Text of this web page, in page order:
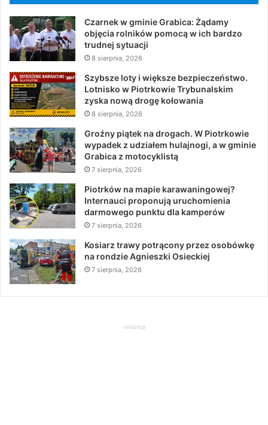
Czarnek w gminie Grabica: Żądamy
objęcia rolników pomocą w ich bardzo
trudnej sytuacji
8 sierpnia, 2026
Szybsze loty i większe bezpieczeństwo.
Lotnisko w Piotrkowie Trybunalskim
zyska nową drogę kołowania
8 sierpnia, 2026
Groźny piątek na drogach. W Piotrkowie
wypadek z udziałem hulajnogi, a w gminie
Grabica z motocyklistą
7 sierpnia, 2026
Piotrków na mapie karawaningowej?
Internauci proponują uruchomienia
darmowego punktu dla kamperów
7 sierpnia, 2026
Kosiarz trawy potrącony przez osobówkę
na rondzie Agnieszki Osieckiej
7 sierpnia, 2026
reklama